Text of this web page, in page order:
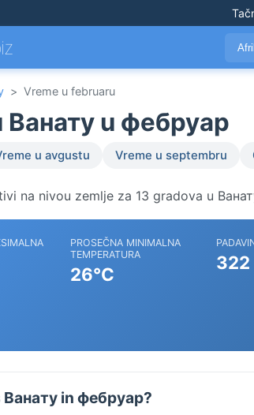
> Vreme u februaru
Ванату u фебруар
u avgustu Vreme u septembru
na nivou zemlje za 13 gradova u
PROSEČNA MINIMALNA
TEMPERATURA
26°C
322
Ванату in фебруар?